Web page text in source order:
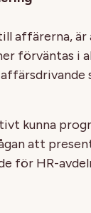
affärerna, är
förväntas i
kunna
att
för HR-